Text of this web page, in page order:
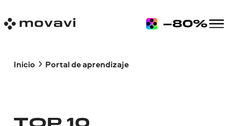
Inicio Portal de aprendizaje